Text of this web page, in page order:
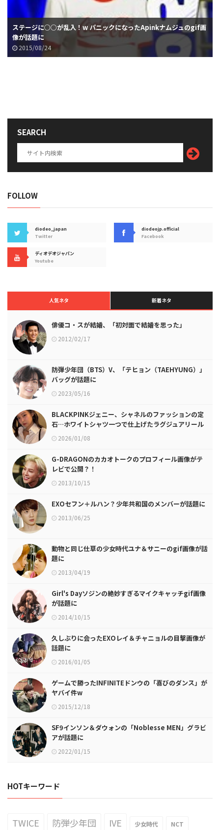
ステージに○○が乱入！w パニックになったApinkナムジュのgif画
像が話題に
2015/08/24
SEARCH
FOLLOW
diodeo_japan
Twitter
diodeojp.official
Facebook
ディオデオジャパン
Youtube
人気ネタ 新着ネタ
俳優コ・スが結婚、「初対面で結婚を思った」
2012/02/17
防弾少年団（BTS）V、「テヒョン（TAEHYUNG）」
バッグが話題に
2023/05/16
BLACKPINKジェニー、シャネルのファッションの定
石…ホワイトシャツ一つで仕上げたラグジュアリール
ック2026/01/08
G-DRAGONのカカオトークのプロフィール画像がテ
レビで公開？！
2013/10/15
EXOセフン＋ルハン？少年共和国のメンバーが話題に
2013/06/25
動物と同じ仕草の少女時代ユナ＆サニーのgif画像が話
題に
2013/04/19
Girl's Dayソジンの絶妙すぎるマイクキャッチgif画像
が話題に
2014/10/15
久しぶりに会ったEXOレイ＆チャニョルの目撃画像が
話題に
2016/01/05
ゲームで勝ったINFINITEドンウの「喜びのダンス」が
ヤバイ件w
2015/12/18
SF9インソン＆ダウォンの「Noblesse MEN」グラビ
アが話題に
2022/01/15
HOTキーワード
TWICE 防弾少年団 IVE 少女時代 NCT